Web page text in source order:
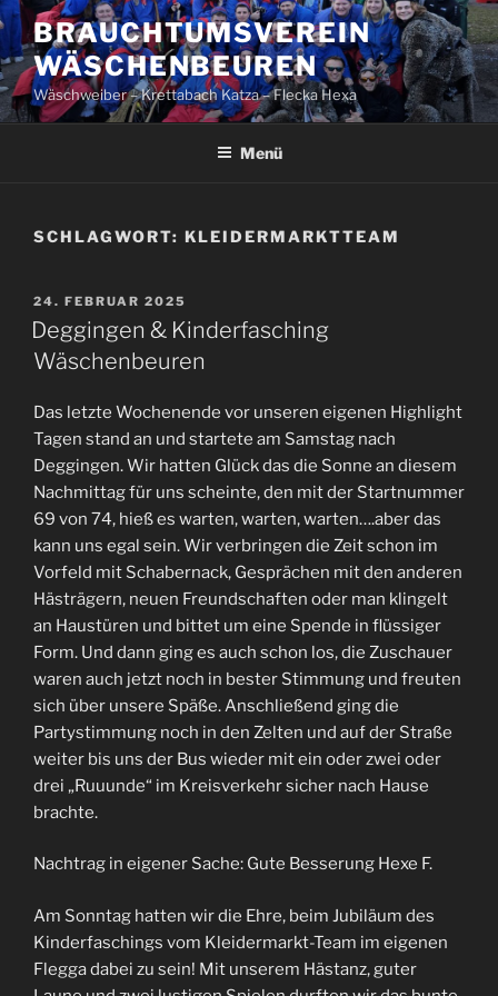
Zum
Inhalt
springen
BRAUCHTUMSVEREIN
WÄSCHENBEUREN
Wäschweiber – Krettabach Katza – Flecka Hexa
Menü
SCHLAGWORT: KLEIDERMARKTTEAM
VERÖFFENTLICHT
AM
24. FEBRUAR 2025
Deggingen & Kinderfasching
Wäschenbeuren
Das letzte Wochenende vor unseren eigenen Highlight
Tagen stand an und startete am Samstag nach
Deggingen. Wir hatten Glück das die Sonne an diesem
Nachmittag für uns scheinte, den mit der Startnummer
69 von 74, hieß es warten, warten, warten….aber das
kann uns egal sein. Wir verbringen die Zeit schon im
Vorfeld mit Schabernack, Gesprächen mit den anderen
Hästrägern, neuen Freundschaften oder man klingelt
an Haustüren und bittet um eine Spende in flüssiger
Form. Und dann ging es auch schon los, die Zuschauer
waren auch jetzt noch in bester Stimmung und freuten
sich über unsere Späße. Anschließend ging die
Partystimmung noch in den Zelten und auf der Straße
weiter bis uns der Bus wieder mit ein oder zwei oder
drei „Ruuunde“ im Kreisverkehr sicher nach Hause
brachte.
Nachtrag in eigener Sache: Gute Besserung Hexe F.
Am Sonntag hatten wir die Ehre, beim Jubiläum des
Kinderfaschings vom Kleidermarkt-Team im eigenen
Flegga dabei zu sein! Mit unserem Hästanz, guter